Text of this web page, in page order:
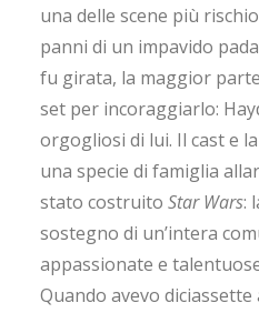
una delle scene più
panni di un impavido
fu girata, la maggior
set per incoraggiarlo:
orgogliosi di lui. Il cast e
una specie di famiglia
stato costruito Star Wars:
sostegno di un’intera
appassionate e
Quando avevo